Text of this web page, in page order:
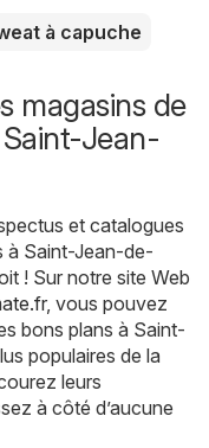
à capuche
magasins de
Jean-
et catalogues
à Saint-Jean-de-
! Sur notre site Web
, vous pouvez
bons plans à Saint-
populaires de la
leurs
à côté d’aucune